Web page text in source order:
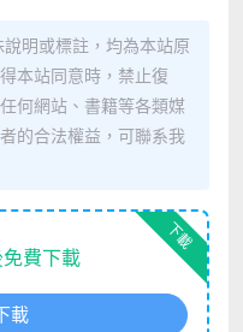
明或標註，均為本站原
本站同意時，禁止復
何網站、書籍等各類媒
的合法權益，可聯系我
下載
費下載
載